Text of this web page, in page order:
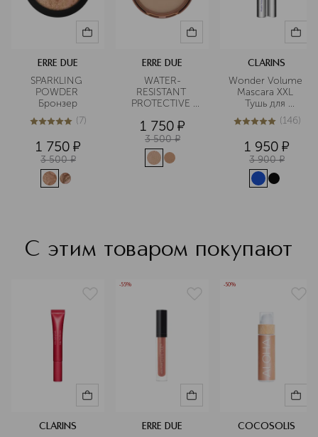
ERRE DUE
SPARKLING
POWDER
Бронзер
4.9из57 (7)
1 750 ¤
3 500 ¤
ERRE DUE
WATER-
RESISTANT
PROTECTIVE
водостойкая с
защитой от
солнца SPF25
1 750 ¤
3 500 ¤
CLARINS
Wonder Volume
Mascara XXL
Тушь для
максимального
объема ресниц
4.9из5146 (146)
1 950 ¤
3 900 ¤
С этим товаром покупают
CLARINS
-55%
ERRE DUE
-50%
COCOSOLIS